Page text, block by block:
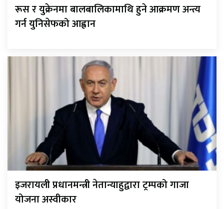
रूस र युक्रेनमा बालबालिकामाथि हुने आक्रमण अन्त्य
गर्न युनिसेफको आह्वान
इजरायली प्रधानमन्त्री नेतान्याहुद्वारा ट्रम्पको गाजा
योजना अस्वीकार